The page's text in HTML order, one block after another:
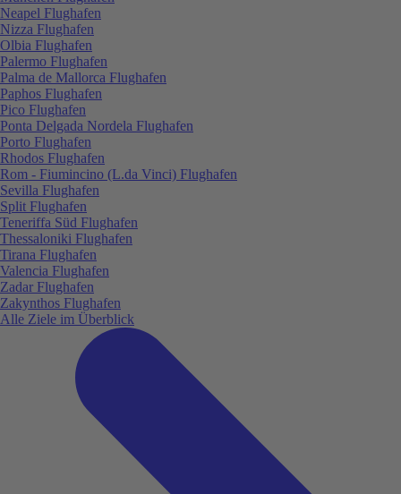
Neapel Flughafen
Nizza Flughafen
Olbia Flughafen
Palermo Flughafen
Palma de Mallorca Flughafen
Paphos Flughafen
Pico Flughafen
Ponta Delgada Nordela Flughafen
Porto Flughafen
Rhodos Flughafen
Rom - Fiumincino (L.da Vinci) Flughafen
Sevilla Flughafen
Split Flughafen
Teneriffa Süd Flughafen
Thessaloniki Flughafen
Tirana Flughafen
Valencia Flughafen
Zadar Flughafen
Zakynthos Flughafen
Alle Ziele im Überblick